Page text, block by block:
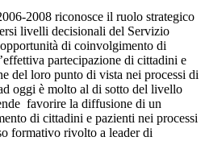
2008 riconosce il ruolo strategico
livelli decisionali del Servizio
di coinvolgimento di
partecipazione di cittadini e
del loro punto di vista nei processi di
oggi è molto al di sotto del livello
favorire la diffusione di un
di cittadini e pazienti nei processi
formativo rivolto a leader di